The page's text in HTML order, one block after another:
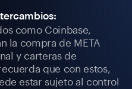
como Coinbase,
la compra de META
y carteras de
que con estos,
estar sujeto al control